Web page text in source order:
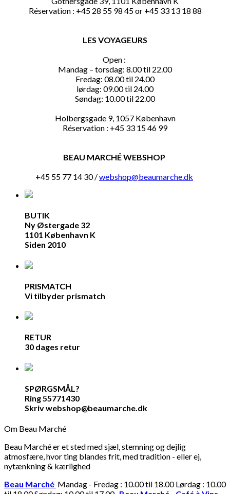
Réservation : +45 28 55 98 45 or +45 33 13 18 88
LES VOYAGEURS
Open :
Mandag – torsdag: 8.00 til 22.00
Fredag: 08.00 til 24.00
lørdag: 09.00 til 24.00
Søndag: 10.00 til 22.00
Holbergsgade 9, 1057 København
Réservation : +45 33 15 46 99
BEAU MARCHÉ WEBSHOP
+45 55 77 14 30 /webshop@beaumarche.dk
BUTIK
Ny Østergade 32
1101 København K
Siden 2010
PRISMATCH
Vi tilbyder prismatch
RETUR
30 dages retur
SPØRGSMÅL?
Ring 55771430
Skriv webshop@beaumarche.dk
Om Beau Marché
Beau Marché er et sted med sjæl, stemning og dejlig
atmosfære, hvor ting blandes frit, med tradition - eller ej,
nytænkning & kærlighed
Beau Marché Mandag - Fredag : 10.00 til 18.00 Lørdag : 10.00